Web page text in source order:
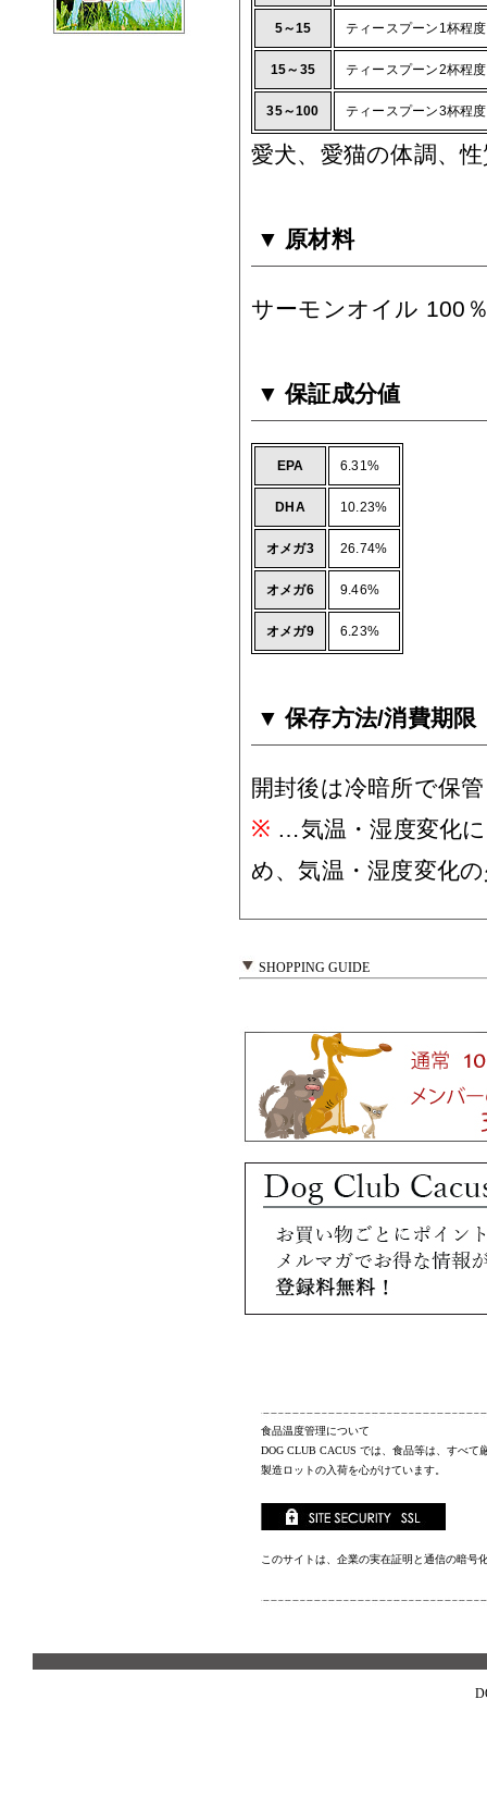
5～15 ティースプーン1杯程度
15～35 ティースプーン2杯程度
35～100 ティースプーン3杯程度
愛犬、愛猫の体調、
原材料
サーモンオイル 100
保証成分値
EPA 6.31%
DHA 10.23%
オメガ3 26.74%
オメガ6 9.46%
オメガ9 6.23%
保存方法/消費期限
開封後は冷暗所で保
※ …気温・湿度変化
め、気温・湿度変化
SHOPPING GUIDE
食品温度管理について
DOG CLUB CACUS では、食品等は、すべて
製造ロットの入荷を心がけています。
このサイトは、企業の実在証明と通信の暗号